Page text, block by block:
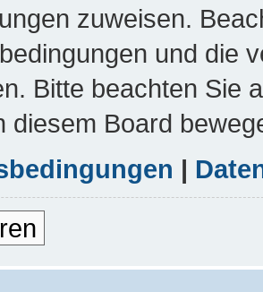
zuweisen.
und die
Bitte beachten Sie
diesem Board
|